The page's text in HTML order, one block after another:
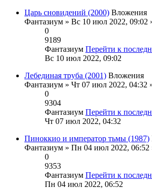
Царь сновидений (2000) Вложения
Фантазиум » Вс 10 июл 2022, 09:02
0
9189
Фантазиум Перейти к
Вс 10 июл 2022, 09:02
Лебединая труба (2001) Вложения
Фантазиум » Чт 07 июл 2022, 04:32
0
9304
Фантазиум Перейти к
Чт 07 июл 2022, 04:32
Пиноккио и император тьмы (1987)
Фантазиум » Пн 04 июл 2022, 06:52
0
9353
Фантазиум Перейти к
Пн 04 июл 2022, 06:52